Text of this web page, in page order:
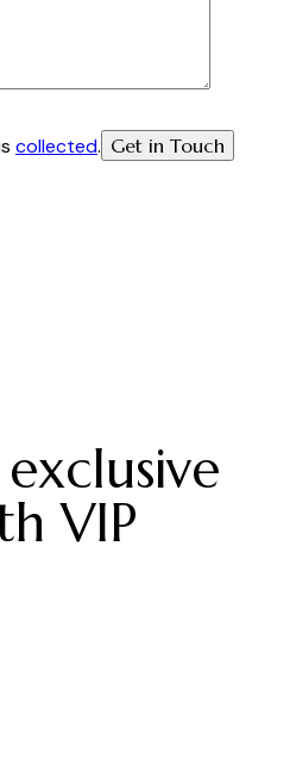
collected.
VIP